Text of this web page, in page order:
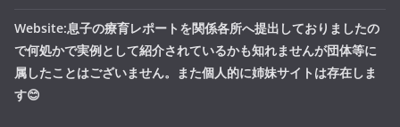
Website:息子の療育レポートを関係各所へ提出しておりましたの
で何処かで実例として紹介されているかも知れませんが団体等に
属したことはございません。また個人的に姉妹サイトは存在しま
す😊